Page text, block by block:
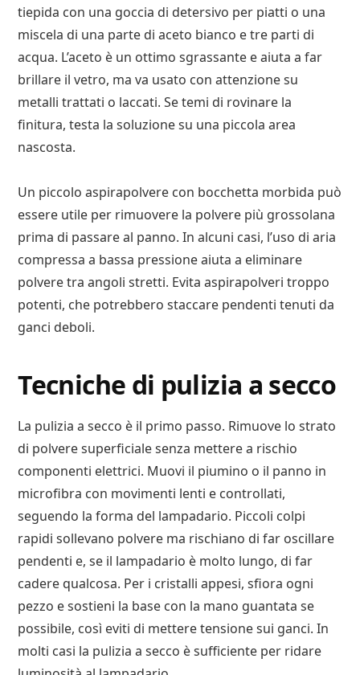
tiepida con una goccia di detersivo per piatti o una
miscela di una parte di aceto bianco e tre parti di
acqua. L’aceto è un ottimo sgrassante e aiuta a far
brillare il vetro, ma va usato con attenzione su
metalli trattati o laccati. Se temi di rovinare la
finitura, testa la soluzione su una piccola area
nascosta.
Un piccolo aspirapolvere con bocchetta morbida può
essere utile per rimuovere la polvere più grossolana
prima di passare al panno. In alcuni casi, l’uso di aria
compressa a bassa pressione aiuta a eliminare
polvere tra angoli stretti. Evita aspirapolveri troppo
potenti, che potrebbero staccare pendenti tenuti da
ganci deboli.
Tecniche di pulizia a secco
La pulizia a secco è il primo passo. Rimuove lo strato
di polvere superficiale senza mettere a rischio
componenti elettrici. Muovi il piumino o il panno in
microfibra con movimenti lenti e controllati,
seguendo la forma del lampadario. Piccoli colpi
rapidi sollevano polvere ma rischiano di far oscillare
pendenti e, se il lampadario è molto lungo, di far
cadere qualcosa. Per i cristalli appesi, sfiora ogni
pezzo e sostieni la base con la mano guantata se
possibile, così eviti di mettere tensione sui ganci. In
molti casi la pulizia a secco è sufficiente per ridare